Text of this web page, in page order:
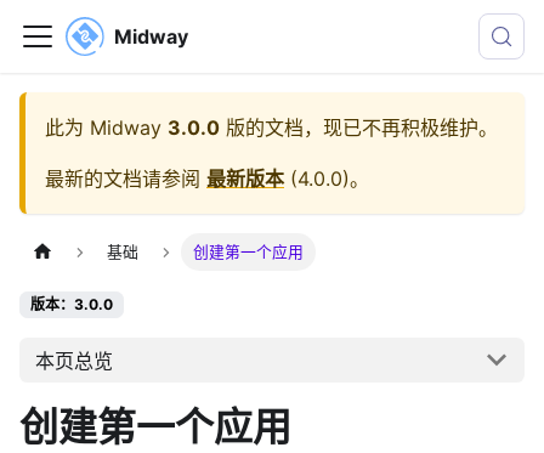
Midway
此为 Midway 3.0.0 版的文档，现已不再积极维护。
最新的文档请参阅 最新版本(4.0.0)。
基础 创建第一个应用
版本：3.0.0
本页总览
创建第一个应用